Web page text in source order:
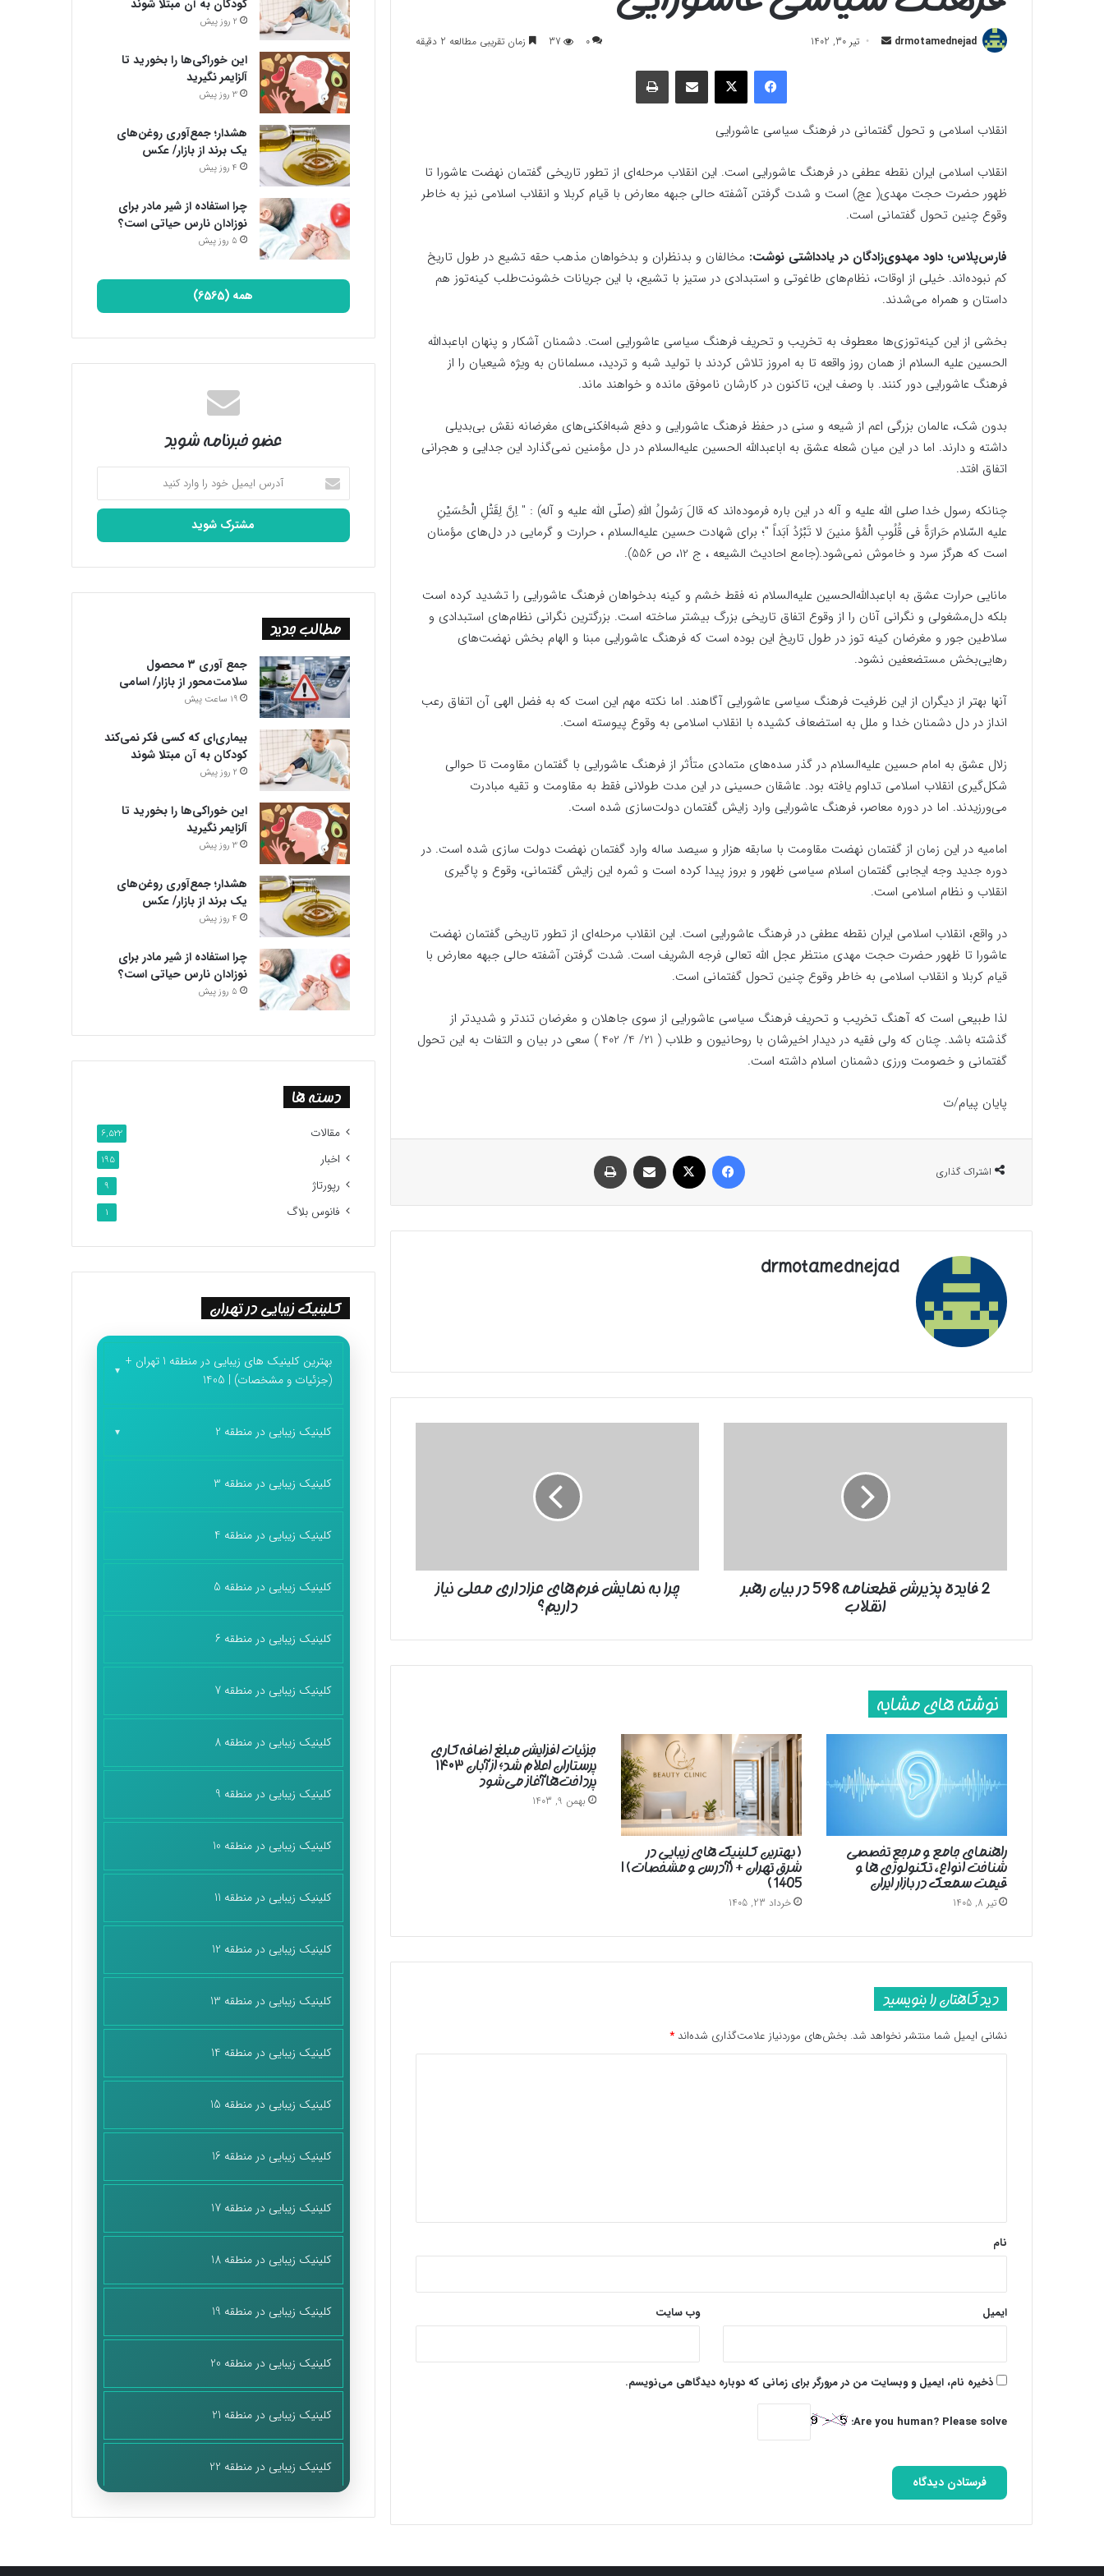
drmotamednejad
ارسال تیر 30, 1402 0
37 زمان تقریبی مطالعه 2 دقیقه
فیسبوک ایکس اشتراک گذاری با ایمیل چاپ
انقلاب اسلامی و تحول گفتمانی در فرهنگ سیاسی عاشورایی
انقلاب اسلامی ایران نقطه عطفی در فرهنگ عاشورایی است. این انقلاب مرحله‌ای از تطور تاریخی گفتمان نهضت عاشورا تا
ظهور حضرت حجت مهدی( عج) است و شدت گرفتن آشفته حالی جبهه معارض با قیام کربلا و انقلاب اسلامی نیز به خاطر
وقوع چنین تحول گفتمانی است.
فارس‌پلاس؛ داود مهدوی‌زادگان در یادداشتی نوشت: مخالفان و بدنظران و بدخواهان مذهب حقه تشیع در طول تاریخ
کم نبوده‌اند. خیلی از اوقات، نظام‌های طاغوتی و استبدادی در ستیز با تشیع، با این جریانات خشونت‌طلب کینه‌توز هم
داستان و همراه می‌شدند.
بخشی از این کینه‌توزی‌ها معطوف به تخریب و تحریف فرهنگ سیاسی عاشورایی است. دشمنان آشکار و پنهان اباعبدالله
الحسین علیه السلام از همان روز واقعه تا به امروز تلاش کردند با تولید شبه و تردید، مسلمانان به ویژه شیعیان را از
فرهنگ عاشورایی دور کنند. با وصف این، تاکنون در کارشان ناموفق مانده و خواهند ماند.
بدون شک، عالمان بزرگی اعم از شیعه و سنی در حفظ فرهنگ عاشورایی و دفع شبه‌افکنی‌های مغرضانه نقش بی‌بدیلی
داشته و دارند. اما در این میان شعله عشق به اباعبدالله الحسین علیه‌السلام در دل مؤمنین نمی‌گذارد این جدایی و هجرانی
اتفاق افتد.
چنانکه رسول خدا صلی الله علیه و آله در این باره فرموده‌اند که قالَ رَسُولُ اللّهِ (صلّى اللّه علیه و آله) : " اِنَّ لِقَتْلِ الْحُسَیْنِ
علیه السّلام حَرارَةً فى قُلُوبِ الْمُؤ منینَ لا تَبْرُدُ اَبَداً "؛ براى شهادت حسین علیه‌السلام ، حرارت و گرمایى در دل‌هاى مؤمنان
است که هرگز سرد و خاموش نمی‌شود.(جامع احادیث الشیعه ، ج 12، ص 556).
مانایی حرارت عشق به اباعبدالله‌الحسین علیه‌السلام نه فقط خشم و کینه بدخواهان فرهنگ عاشورایی را تشدید کرده است
بلکه دل‌مشغولی و نگرانی آنان را از وقوع اتفاق تاریخی بزرگ بیشتر ساخته است. بزرگترین نگرانی نظام‌های استبدادی و
سلاطین جور و مغرضان کینه توز در طول تاریخ این بوده است که فرهنگ عاشورایی مبنا و الهام بخش نهضت‌های
رهایی‌بخش مستضعفین نشود.
آنها بهتر از دیگران از این ظرفیت فرهنگ سیاسی عاشورایی آگاهند. اما نکته مهم این است که به فضل الهی آن اتفاق رعب
انداز در دل دشمنان خدا و ملل به استضعاف کشیده با انقلاب اسلامی به وقوع پیوسته است.
زلال عشق به امام حسین علیه‌السلام در گذر سده‌های متمادی متأثر از فرهنگ عاشورایی با گفتمان مقاومت تا حوالی
شکل‌گیری انقلاب اسلامی تداوم یافته بود. عاشقان حسینی در این مدت طولانی فقط به مقاومت و تقیه مبادرت
می‌ورزیدند. اما در دوره معاصر، فرهنگ عاشورایی وارد زایش گفتمان دولت‌سازی شده است.
امامیه در این زمان از گفتمان نهضت مقاومت با سابقه هزار و سیصد ساله وارد گفتمان نهضت دولت سازی شده است. در
دوره جدید وجه ایجابی گفتمان اسلام سیاسی ظهور و بروز پیدا کرده است و ثمره این زایش گفتمانی، وقوع و پاگیری
انقلاب و نظام اسلامی است.
در واقع، انقلاب اسلامی ایران نقطه عطفی در فرهنگ عاشورایی است. این انقلاب مرحله‌ای از تطور تاریخی گفتمان نهضت
عاشورا تا ظهور حضرت حجت مهدی منتظر عجل الله تعالی فرجه الشریف است. شدت گرفتن آشفته حالی جبهه معارض با
قیام کربلا و انقلاب اسلامی به خاطر وقوع چنین تحول گفتمانی است.
لذا طبیعی است که آهنگ تخریب و تحریف فرهنگ سیاسی عاشورایی از سوی جاهلان و مغرضان تندتر و شدیدتر از
گذشته باشد. چنان که ولی فقیه در دیدار اخیرشان با روحانیون و طلاب ( 21/ 4/ 402 ) سعی در بیان و التفات به این تحول
گفتمانی و خصومت ورزی دشمنان اسلام داشته است.
پایان پیام/ت
اشتراک گذاری
فیسبوک ایکس اشتراک گذاری با ایمیل
drmotamednejad
انقلاب
2 فایده پذیرش قطعنامه 598 در بیان رهبر
انقلاب
چرا به نمایش فرم‌های عزاداری محلی نیاز
داریم؟
نوشته های مشابه
راهنمای جامع و مرجع تخصصی
شناخت انواع، تکنولوژی ها و
قیمت سمعک در بازار ایران
تیر 8, 1405
( بهترین کلینیک های زیبایی در
شرق تهران + (آدرس و مشخصات) |
1405 )
خرداد 23, 1405
جزئیات افزایش مبلغ اضافه‌کاری
پرستاران اعلام شد؛ از آبان ۱۴۰۳
پرداخت‌ها آغاز می‌شود
بهمن 9, 1403
دیدگاهتان را بنویسید
نشانی ایمیل شما منتشر نخواهد شد. بخش‌های موردنیاز علامت‌گذاری شده‌اند *
نام
ایمیل وب‌ سایت
ذخیره نام، ایمیل و وبسایت من در مرورگر برای زمانی که دوباره دیدگاهی می‌نویسم.
Are you human? Please solve:
کودکان به آن مبتلا شوند
2 روز پیش
این خوراکی‌ها را بخورید تا
آلزایمر نگیرید
3 روز پیش
هشدار؛ جمع‌آوری روغن‌های
یک برند از بازار/ عکس
4 روز پیش
چرا استفاده از شیر مادر برای
نوزادان نارس حیاتی است؟
5 روز پیش
همه (6565)
عضو خبرنامه شوید
آدرس
ایمیل
خود
وارد
مطالب جدید
جمع آوری ۳ محصول
سلامت‌محور از بازار/ اسامی
19 ساعت پیش
بیماری‌ای که کسی فکر نمی‌کند
کودکان به آن مبتلا شوند
2 روز پیش
این خوراکی‌ها را بخورید تا
آلزایمر نگیرید
3 روز پیش
هشدار؛ جمع‌آوری روغن‌های
یک برند از بازار/ عکس
4 روز پیش
چرا استفاده از شیر مادر برای
نوزادان نارس حیاتی است؟
5 روز پیش
دسته ها
مقالات 6,522
اخبار 195
رپورتاژ 9
فانوس بلاگ 1
کلینیک زیبایی در تهران
بهترین کلینیک های زیبایی در منطقه 1 تهران +
(جزئیات و مشخصات) | 1405
کلینیک زیبایی در منطقه 2
کلینیک زیبایی در منطقه 3
کلینیک زیبایی در منطقه 4
کلینیک زیبایی در منطقه 5
کلینیک زیبایی در منطقه 6
کلینیک زیبایی در منطقه 7
کلینیک زیبایی در منطقه 8
کلینیک زیبایی در منطقه 9
کلینیک زیبایی در منطقه 10
کلینیک زیبایی در منطقه 11
کلینیک زیبایی در منطقه 12
کلینیک زیبایی در منطقه 13
کلینیک زیبایی در منطقه 14
کلینیک زیبایی در منطقه 15
کلینیک زیبایی در منطقه 16
کلینیک زیبایی در منطقه 17
کلینیک زیبایی در منطقه 18
کلینیک زیبایی در منطقه 19
کلینیک زیبایی در منطقه 20
کلینیک زیبایی در منطقه 21
کلینیک زیبایی در منطقه 22